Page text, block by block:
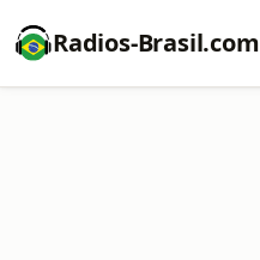
Radios-Brasil.com